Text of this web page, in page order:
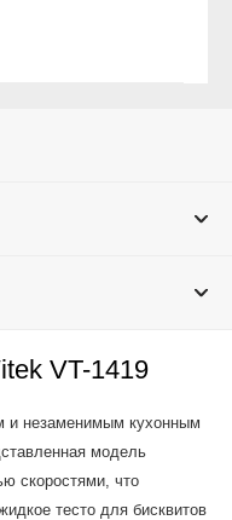
VT-1419
и незаменимым кухонным
модель
скоростями, что
тесто для бисквитов